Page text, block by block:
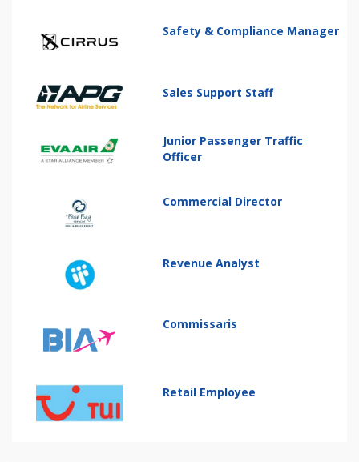
Safety & Compliance Manager
Sales Support Staff
Junior Passenger Traffic
Officer
Commercial Director
Revenue Analyst
Commissaris
Retail Employee